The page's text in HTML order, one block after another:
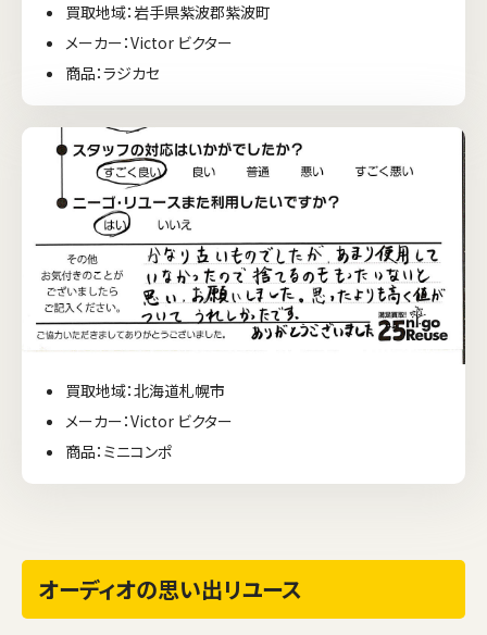
買取地域：岩手県紫波郡紫波町
メーカー：Victor ビクター
商品：ラジカセ
買取地域：北海道札幌市
メーカー：Victor ビクター
商品：ミニコンポ
オーディオの思い出リユース